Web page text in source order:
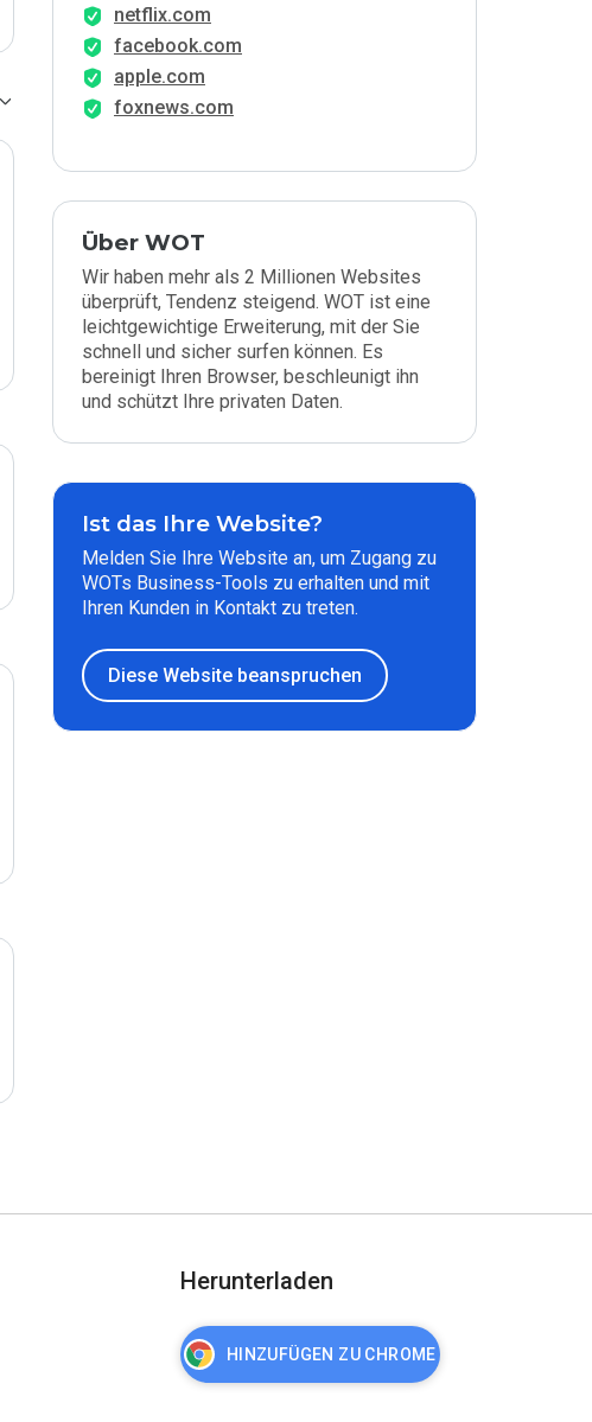
netflix.com
facebook.com
apple.com
foxnews.com
Über WOT
Wir haben mehr als 2 Millionen Websites
überprüft, Tendenz steigend. WOT ist eine
leichtgewichtige Erweiterung, mit der Sie
schnell und sicher surfen können. Es
bereinigt Ihren Browser, beschleunigt ihn
und schützt Ihre privaten Daten.
Ist das Ihre Website?
Melden Sie Ihre Website an, um Zugang zu
WOTs Business-Tools zu erhalten und mit
Ihren Kunden in Kontakt zu treten.
Diese Website beanspruchen
Herunterladen
HINZUFÜGEN ZU CHROME